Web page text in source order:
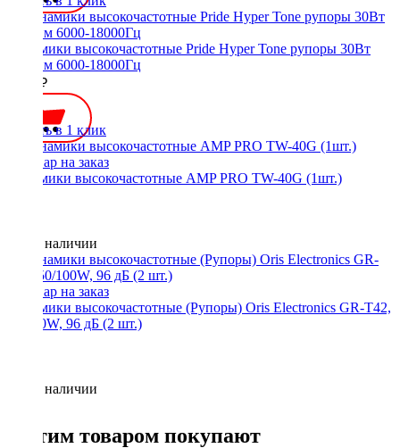
Динамики высокочастотные Pride Hyper Tone рупоры 30Вт
неодим 6000-18000Гц
3200 ₽
Купить в 1 клик
Динамики высокочастотные AMP PRO TW-40G (1шт.)
Нет в наличии
Динамики высокочастотные (Рупоры) Oris Electronics GR-T42,
50/100W, 96 дБ (2 шт.)
Нет в наличии
С этим товаром покупают